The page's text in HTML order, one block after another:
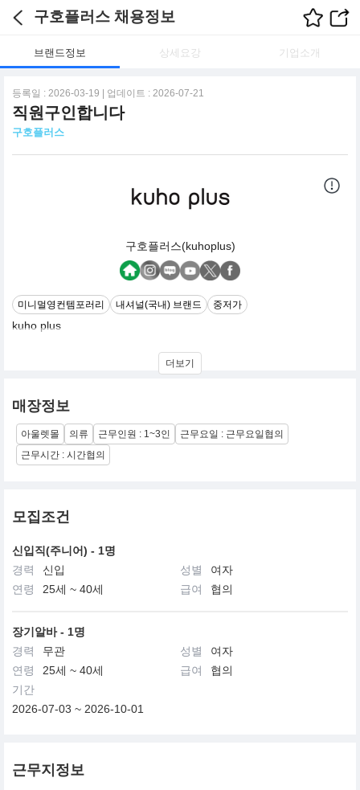
구호플러스 채용정보
브랜드정보 상세요강 기업소개
등록일 : 2026-03-19 | 업데이트 : 2026-07-21
직원구인합니다
구호플러스
구호플러스(kuhoplus)
미니멀영컨템포러리 내셔널(국내) 브랜드 중저가
kuho plus
구호플러스 (kuho plus) 는 컨템포러리 미니멀리즘에 매력적인 영
감성을 'plus' 하여 새롭고 감각적인 상품을 제안합니다. 클린하고 구
은 품질로 차별적 가치를 전달합니다.
더보기
매장정보
아울렛몰 의류 근무인원 : 1~3인
근무요일 : 근무요일협의
근무시간 : 시간협의
모집조건
신입직(주니어) - 1명
경력
신입 성별
여자
연령
25세 ~ 40세 급여 협의
장기알바 - 1명
경력
무관 성별
여자
연령
25세 ~ 40세 급여
협의
기간
2026-07-03 ~ 2026-10-01
근무지정보